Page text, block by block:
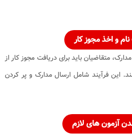
و اخذ مجوز کار
متقاضیان باید برای دریافت مجوز کار از
این فرآیند شامل ارسال مدارک و پر کردن
آزمون های لازم